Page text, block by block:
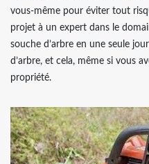
vous-même pour éviter tout
projet à un expert dans le
souche d’arbre en une seule
d’arbre, et cela, même si vous
propriété.